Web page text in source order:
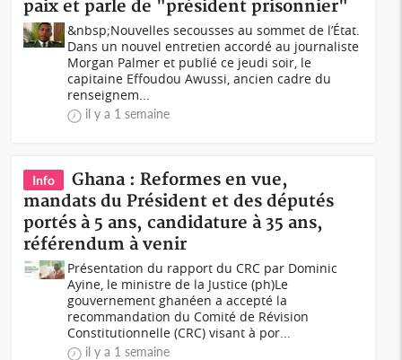
paix et parle de "président prisonnier"
&nbsp;Nouvelles secousses au sommet de l’État.
Dans un nouvel entretien accordé au journaliste
Morgan Palmer et publié ce jeudi soir, le
capitaine Effoudou Awussi, ancien cadre du
renseignem...
il y a 1 semaine
Info
Ghana : Reformes en vue,
mandats du Président et des députés
portés à 5 ans, candidature à 35 ans,
référendum à venir
Présentation du rapport du CRC par Dominic
Ayine, le ministre de la Justice (ph)Le
gouvernement ghanéen a accepté la
recommandation du Comité de Révision
Constitutionnelle (CRC) visant à por...
il y a 1 semaine